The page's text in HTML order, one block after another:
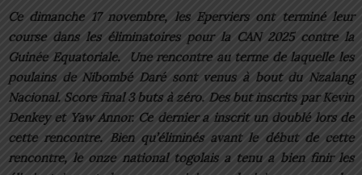
Ce dimanche 17 novembre, les Eperviers ont terminé leur
course dans les éliminatoires pour la CAN 2025 contre la
Guinée Equatoriale. Une rencontre au terme de laquelle les
poulains de Nibombé Daré sont venus à bout du Nzalang
Nacional. Score final 3 buts à zéro. Des but inscrits par Kevin
Denkey et Yaw Annor. Ce dernier a inscrit un doublé lors de
cette rencontre. Bien qu’éliminés avant le début de cette
rencontre, le onze national togolais a tenu a bien finir les